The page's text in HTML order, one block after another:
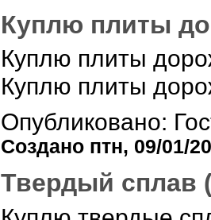
Куплю плиты
Куплю плиты
Куплю плиты
Опубликовано:
Создано птн, 09/01/
Твердый сплав